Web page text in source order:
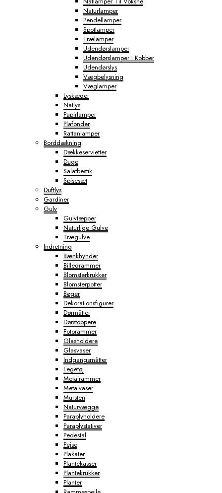
Naturlamper
Pendellamper
Spotlamper
Trælamper
Udendørslamper
Udendørslamper I Kobber
Udendørslys
Vægbelysning
Væglamper
Lyskæder
Natlys
Papirlamper
Plafonder
Rattanlamper
Borddækning
Dækkeservietter
Duge
Salatbestik
Spisesæt
Duftlys
Gardiner
Gulv
Gulvtæpper
Naturlige Gulve
Trægulve
Indretning
Bænkhynder
Billedrammer
Blomsterkrukker
Blomsterpotter
Bøger
Dekorationsfigurer
Dørmåtter
Dørstoppere
Fotorammer
Glasholdere
Glasvaser
Indgangsmåtter
Legetøj
Metalrammer
Metalvaser
Mursten
Naturvægge
Paraplyholdere
Paraplystativer
Pedestal
Pejse
Plakater
Plantekasser
Plantekrukker
Planter